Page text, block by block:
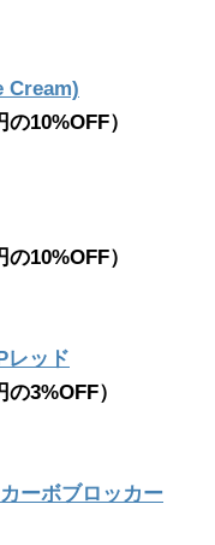
Cream)
10%OFF）
10%OFF）
レッド
3%OFF）
ーボブロッカー